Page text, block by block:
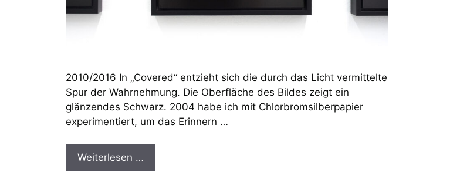
2010/2016 In „Covered“ entzieht sich die durch das Licht vermittelte
Spur der Wahrnehmung. Die Oberfläche des Bildes zeigt ein
glänzendes Schwarz. 2004 habe ich mit Chlorbromsilberpapier
experimentiert, um das Erinnern …
Weiterlesen …